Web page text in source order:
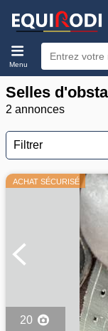
Menu
Selles
2 annonces
Filtrer
ACHAT SÉCURISÉ
20